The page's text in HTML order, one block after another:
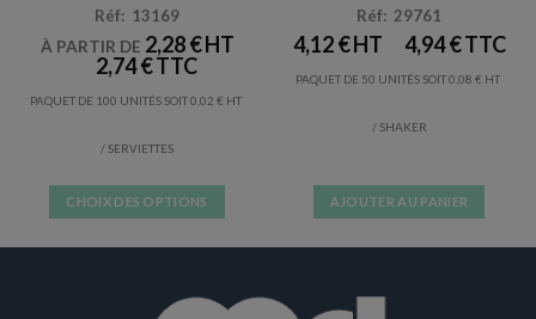
Réf: 13169
À PARTIR DE 2,28€
2,74€
PAQUET DE 100 UNITÉS SOIT0,02 €
/ SERVIETTES
CHOIX DES OPTIONS
plusieurs
Réf: 29761
4,12€ 4,94€
PAQUET DE 50 UNITÉS SOIT0,08 €
/ SHAKER
AJOUTER AU PANIER